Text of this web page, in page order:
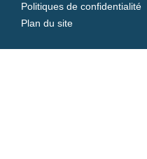
Politiques de confidentialité
Plan du site